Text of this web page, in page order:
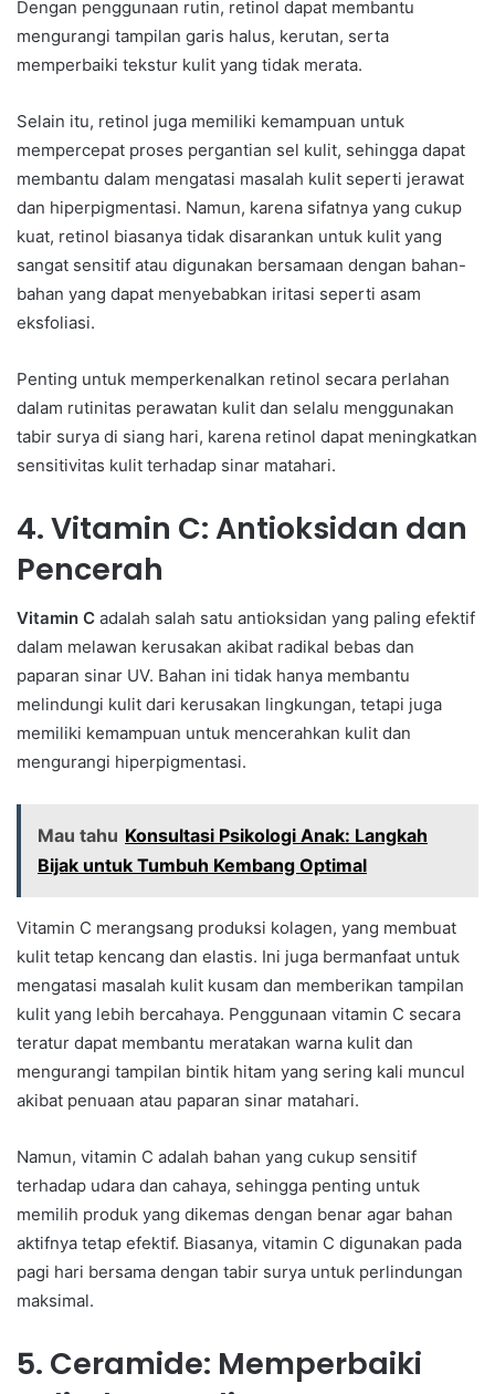
Dengan penggunaan rutin, retinol dapat membantu
mengurangi tampilan garis halus, kerutan, serta
memperbaiki tekstur kulit yang tidak merata.
Selain itu, retinol juga memiliki kemampuan untuk
mempercepat proses pergantian sel kulit, sehingga dapat
membantu dalam mengatasi masalah kulit seperti jerawat
dan hiperpigmentasi. Namun, karena sifatnya yang cukup
kuat, retinol biasanya tidak disarankan untuk kulit yang
sangat sensitif atau digunakan bersamaan dengan bahan-
bahan yang dapat menyebabkan iritasi seperti asam
eksfoliasi.
Penting untuk memperkenalkan retinol secara perlahan
dalam rutinitas perawatan kulit dan selalu menggunakan
tabir surya di siang hari, karena retinol dapat meningkatkan
sensitivitas kulit terhadap sinar matahari.
4. Vitamin C: Antioksidan dan
Pencerah
Vitamin C adalah salah satu antioksidan yang paling efektif
dalam melawan kerusakan akibat radikal bebas dan
paparan sinar UV. Bahan ini tidak hanya membantu
melindungi kulit dari kerusakan lingkungan, tetapi juga
memiliki kemampuan untuk mencerahkan kulit dan
mengurangi hiperpigmentasi.
Mau tahu Konsultasi Psikologi Anak: Langkah
Bijak untuk Tumbuh Kembang Optimal
Vitamin C merangsang produksi kolagen, yang membuat
kulit tetap kencang dan elastis. Ini juga bermanfaat untuk
mengatasi masalah kulit kusam dan memberikan tampilan
kulit yang lebih bercahaya. Penggunaan vitamin C secara
teratur dapat membantu meratakan warna kulit dan
mengurangi tampilan bintik hitam yang sering kali muncul
akibat penuaan atau paparan sinar matahari.
Namun, vitamin C adalah bahan yang cukup sensitif
terhadap udara dan cahaya, sehingga penting untuk
memilih produk yang dikemas dengan benar agar bahan
aktifnya tetap efektif. Biasanya, vitamin C digunakan pada
pagi hari bersama dengan tabir surya untuk perlindungan
maksimal.
5. Ceramide: Memperbaiki